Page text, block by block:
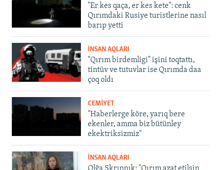
"Er kes qaça, er kes kete": cenk
Qırımdaki Rusiye turistlerine nasıl
barıp yetti
İNSAN AQLARI
"Qırım birdemligi" işini toqtattı,
tintüv ve tutuvlar ise Qırımda daa
çoq oldı
CEMİYET
"Haberlerge köre, yarıq bere
ekenler, amma biz bütünley
ekektriksizmiz"
İNSAN AQLARI